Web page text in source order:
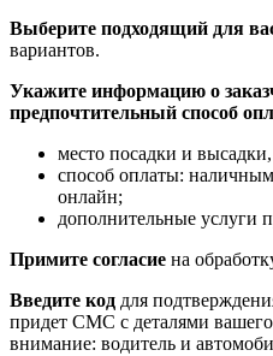
Выберите подходящий для
вариантов.
Укажите информацию о
предпочтительный способ
место посадки и
способ оплаты:
онлайн;
дополнительные услуги
Примите согласие на
Введите код для
придет СМС с деталями
внимание: водитель и